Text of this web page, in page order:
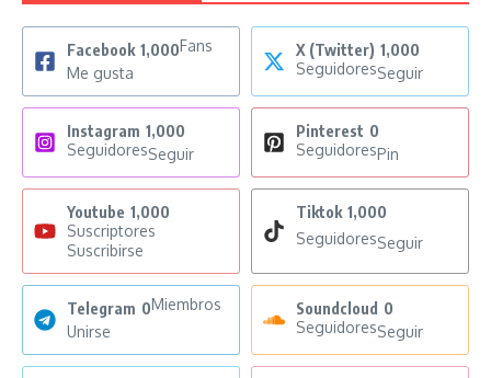
Facebook 1,000Fans
Me gusta
X (Twitter) 1,000
SeguidoresSeguir
Instagram 1,000
SeguidoresSeguir
Pinterest 0
SeguidoresPin
Youtube 1,000
Suscriptores
Suscribirse
Tiktok 1,000
SeguidoresSeguir
Telegram 0Miembros
Unirse
Soundcloud 0
SeguidoresSeguir